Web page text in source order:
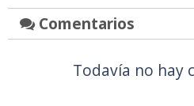
Comentarios
Todavía no hay